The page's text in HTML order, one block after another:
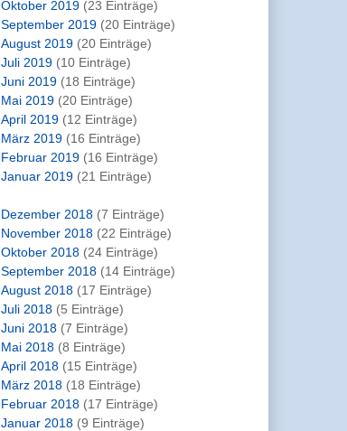
Oktober 2019 (23 Einträge)
September 2019 (20 Einträge)
August 2019 (20 Einträge)
Juli 2019 (10 Einträge)
Juni 2019 (18 Einträge)
Mai 2019 (20 Einträge)
April 2019 (12 Einträge)
März 2019 (16 Einträge)
Februar 2019 (16 Einträge)
Januar 2019 (21 Einträge)
Dezember 2018 (7 Einträge)
November 2018 (22 Einträge)
Oktober 2018 (24 Einträge)
September 2018 (14 Einträge)
August 2018 (17 Einträge)
Juli 2018 (5 Einträge)
Juni 2018 (7 Einträge)
Mai 2018 (8 Einträge)
April 2018 (15 Einträge)
März 2018 (18 Einträge)
Februar 2018 (17 Einträge)
Januar 2018 (9 Einträge)